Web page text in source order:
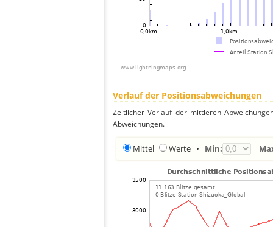
Verlauf der Positionsabweichungen
Zeitlicher Verlauf der mittleren
Abweichungen.
Mittel Werte • Min: